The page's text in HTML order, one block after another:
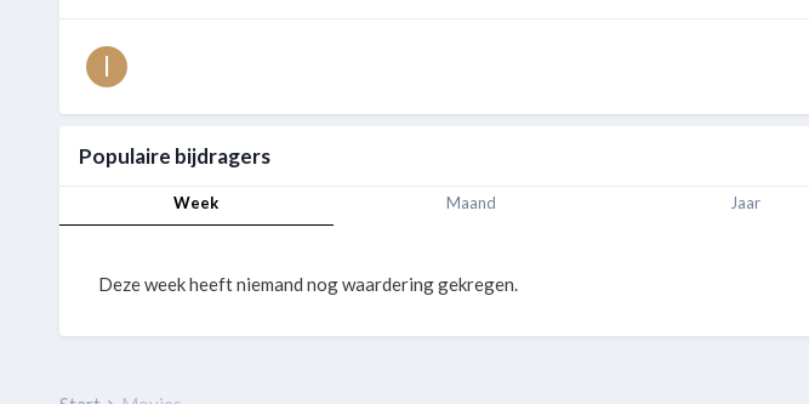
Populaire bijdragers
Week Maand Jaar
Deze week heeft niemand nog waardering gekregen.